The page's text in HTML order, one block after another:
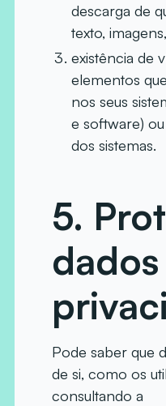
descarga de
texto,
existência de
elementos
nos seus
e software)
dos sistemas.
5.
Pode saber que
de si, como os
consultando a